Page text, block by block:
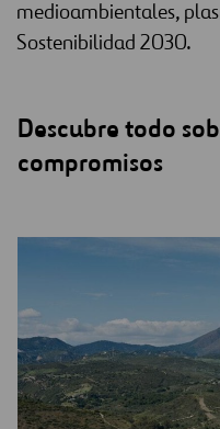
medioambientales,
Sostenibilidad 2030.
Descubre todo
compromisos